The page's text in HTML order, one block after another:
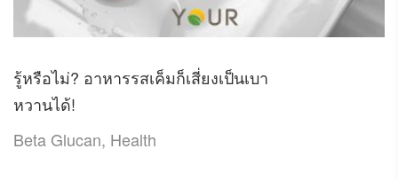
รู้หรือไม่? อาหารรสเค็มก็เสี่ยงเป็นเบา
หวานได้!
Beta Glucan, Health